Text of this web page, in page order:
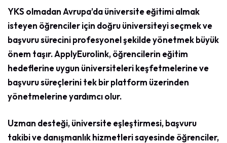
YKS olmadan Avrupa’da üniversite eğitimi almak
isteyen öğrenciler için doğru üniversiteyi seçmek ve
başvuru sürecini profesyonel şekilde yönetmek büyük
önem taşır. ApplyEurolink, öğrencilerin eğitim
hedeflerine uygun üniversiteleri keşfetmelerine ve
başvuru süreçlerini tek bir platform üzerinden
yönetmelerine yardımcı olur.
Uzman desteği, üniversite eşleştirmesi, başvuru
takibi ve danışmanlık hizmetleri sayesinde öğrenciler,